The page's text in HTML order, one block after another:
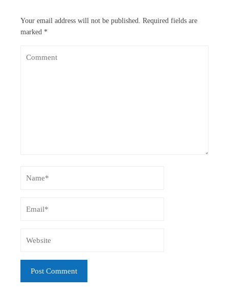
Your email address will not be published. Required fields are
marked *